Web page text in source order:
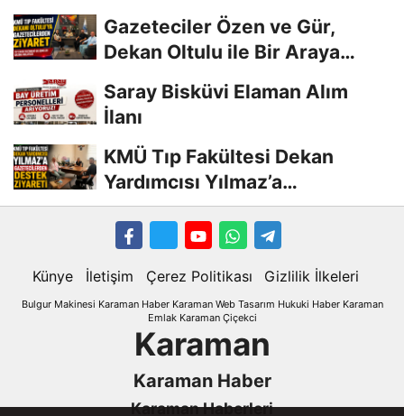
Gazeteciler Özen ve Gür,
Dekan Oltulu ile Bir Araya
Saray Bisküvi Elaman Alım
İlanı
KMÜ Tıp Fakültesi Dekan
Yardımcısı Yılmaz’a
Gazetecilerden Destek...
Künye İletişim Çerez Politikası Gizlilik İlkeleri
Bulgur Makinesi Karaman Haber Karaman Web Tasarım Hukuki Haber Karaman
Emlak Karaman Çiçekci
Karaman
Karaman Haber
Karaman Haberleri